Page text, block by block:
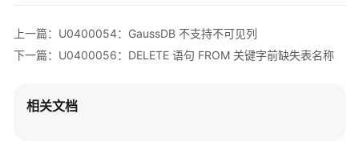
象
移
上一篇：U0400054：GaussDB 不支持不可见列
下一篇：U0400056：DELETE 语句 FROM 关键字前缺失表名称
相关文档